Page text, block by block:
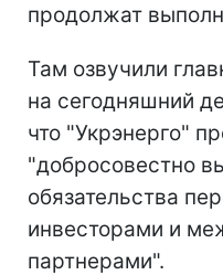
продолжат
Там озвучили
на сегодняшний
что "Укрэнерго"
"добросовестно
обязательства
инвесторами и
партнерами".